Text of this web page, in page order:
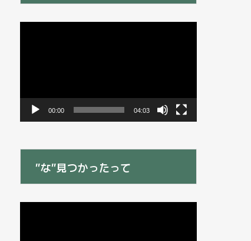
動
00:00 04:03
”な”見つかったって
動